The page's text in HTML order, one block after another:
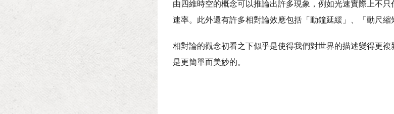
由四維時空的概念可以推論出許多現象，例如光速實際上不
速率。此外還有許多相對論效應包括「動鐘延緩」、「動尺
相對論的觀念初看之下似乎是使得我們對世界的描述變得更
是更簡單而美妙的。